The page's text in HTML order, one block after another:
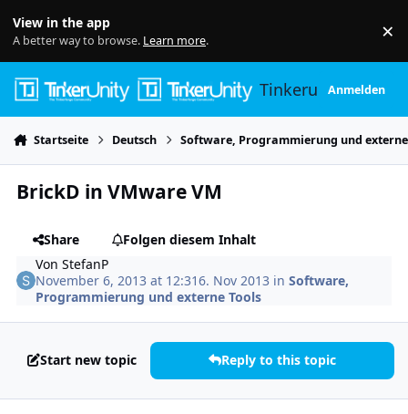
View in the app
A better way to browse. Learn more. ×
TinkerunityAnmelden
Startseite Deutsch Software, Programmierung und
BrickD in VMware VM
Share
Folgen diesem Inhalt
VonStefanP
November 6, 2013 at 12:316. Nov 2013 inSoftware,
Programmierung und externe Tools
Start new topic Reply to this topic